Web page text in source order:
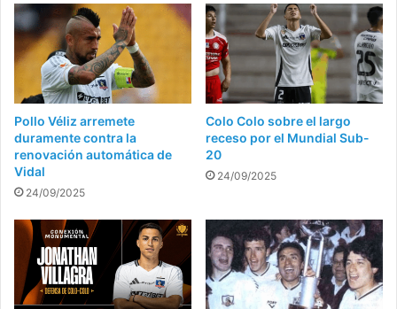
Pollo Véliz arremete
duramente contra la
renovación automática de
Vidal
24/09/2025
Colo Colo sobre el largo
receso por el Mundial Sub-
20
24/09/2025